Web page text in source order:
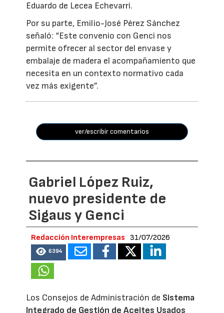
Eduardo de Lecea Echevarri.
Por su parte, Emilio-José Pérez Sánchez
señaló: “Este convenio con Genci nos
permite ofrecer al sector del envase y
embalaje de madera el acompañamiento que
necesita en un contexto normativo cada
vez más exigente”.
ver/escribir comentarios
Gabriel López Ruiz,
nuevo presidente de
Sigaus y Genci
Redacción Interempresas 31/07/2026
6394
Los Consejos de Administración de Sistema
Integrado de Gestión de Aceites Usados